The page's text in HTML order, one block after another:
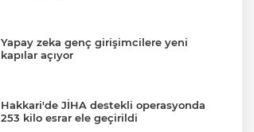
Yapay zeka genç girişimcilere yeni
kapılar açıyor
Hakkari'de JİHA destekli operasyonda
253 kilo esrar ele geçirildi